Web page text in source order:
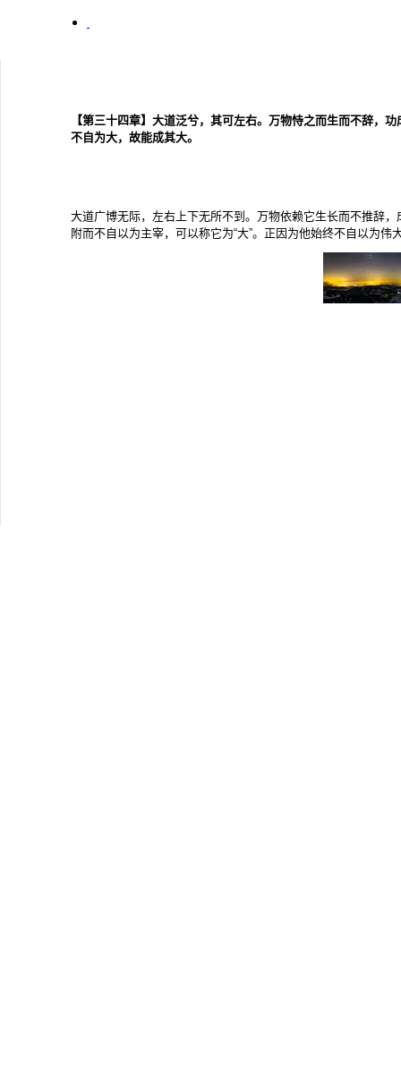
【第三十四章】大道泛兮，其可左右。万物恃之而生而不辞，
不自为大，故能成其大。
大道广博无际，左右上下无所不到。万物依赖它生长而不推辞
附而不自以为主宰，可以称它为“大”。正因为他始终不自以为伟